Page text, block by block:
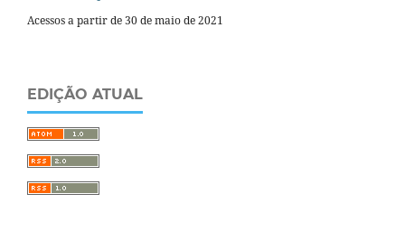
Acessos a partir de 30 de maio de 2021
EDIÇÃO ATUAL